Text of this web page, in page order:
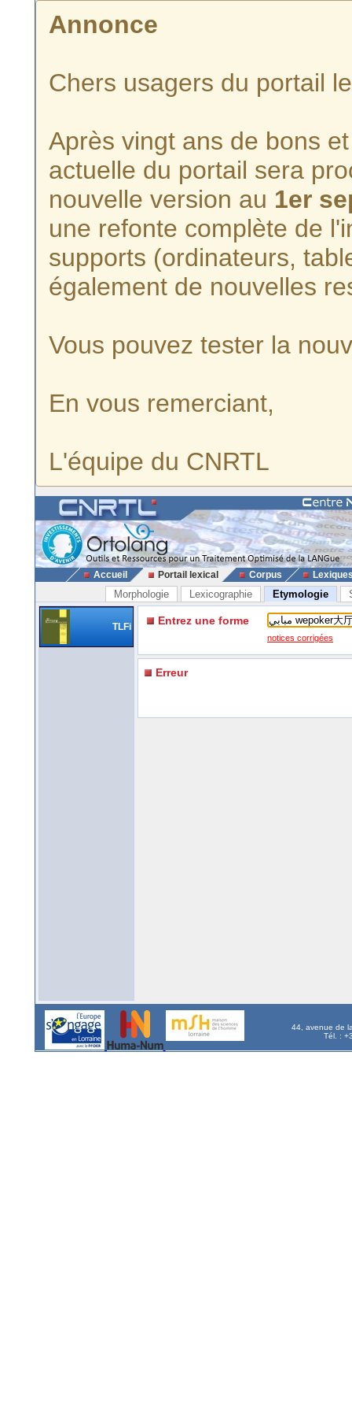
Annonce
Chers usagers du portail
Après vingt ans de bons
actuelle du portail sera
nouvelle version au 1er
une refonte complète de
supports (ordinateurs,
également de nouvelles
Vous pouvez tester la
En vous remerciant,
L'équipe du CNRTL
Accueil Portail lexical Corpus
Morphologie Lexicographie Etymologie
TLFi Entrez une forme
notices corrigées
Erreur
44, avenue de
Tél. :